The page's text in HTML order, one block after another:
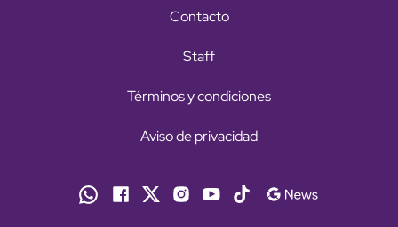
Contacto
Staff
Términos y condiciones
Aviso de privacidad